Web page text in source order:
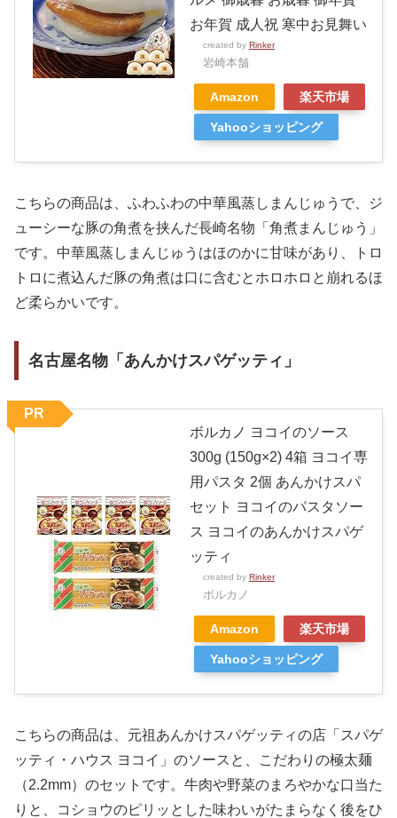
お年賀 成人祝 寒中お見舞い
created by Rinker
岩崎本舗
Amazon 楽天市場
Yahooショッピング
こちらの商品は、ふわふわの中華風蒸しまんじゅうで、ジ
ューシーな豚の角煮を挟んだ長崎名物「角煮まんじゅう」
です。中華風蒸しまんじゅうはほのかに甘味があり、トロ
トロに煮込んだ豚の角煮は口に含むとホロホロと崩れるほ
ど柔らかいです。
名古屋名物「あんかけスパゲッティ」
ボルカノ ヨコイのソース
300g (150g×2) 4箱 ヨコイ専
用パスタ 2個 あんかけスパ
セット ヨコイのパスタソー
ス ヨコイのあんかけスパゲ
ッティ
created by Rinker
ボルカノ
Amazon 楽天市場
Yahooショッピング
PR
こちらの商品は、元祖あんかけスパゲッティの店「スパゲ
ッティ・ハウス ヨコイ」のソースと、こだわりの極太麺
（2.2mm）のセットです。牛肉や野菜のまろやかな口当た
りと、コショウのピリッとした味わいがたまらなく後をひ